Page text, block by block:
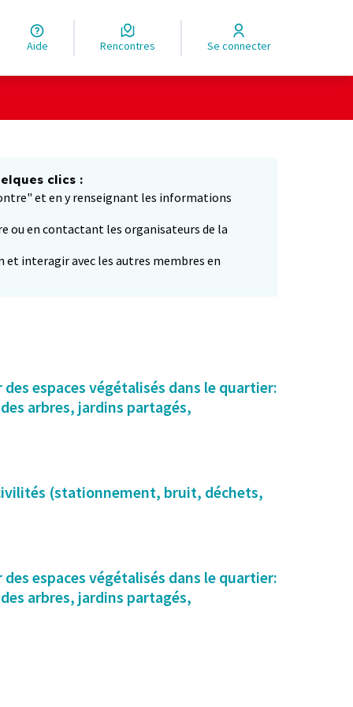
Aide Rencontres Se connecter
clics :
et en y renseignant les informations
ou en contactant les organisateurs de la
et interagir avec les autres membres en
espaces végétalisés dans le quartier:
arbres, jardins partagés,
(stationnement, bruit, déchets,
espaces végétalisés dans le quartier:
arbres, jardins partagés,